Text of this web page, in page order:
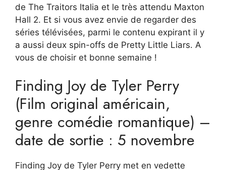
de The Traitors Italia et le très attendu Maxton
Hall 2. Et si vous avez envie de regarder des
séries télévisées, parmi le contenu expirant il y
a aussi deux spin-offs de Pretty Little Liars. A
vous de choisir et bonne semaine !
Finding Joy de Tyler Perry
(Film original américain,
genre comédie romantique) –
date de sortie : 5 novembre
Finding Joy de Tyler Perry met en vedette